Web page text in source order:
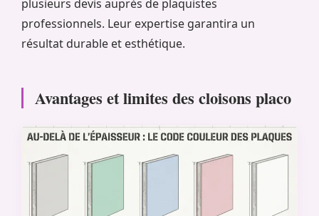
plusieurs devis auprès de plaquistes
professionnels. Leur expertise garantira un
résultat durable et esthétique.
Avantages et limites des cloisons placo